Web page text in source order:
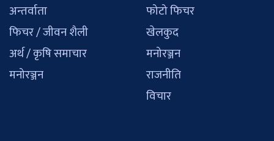
अन्तर्वाता
फिचर / जीवन शैली
अर्थ / कृषि समाचार
मनोरञ्जन
फोटो फिचर
खेलकुद
मनोरञ्जन
राजनीति
विचार